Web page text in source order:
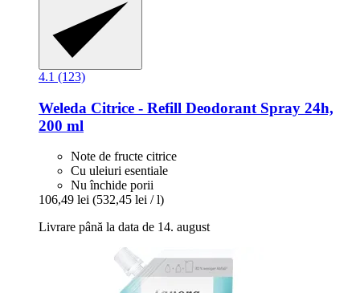
4.1 (123)
Weleda Citrice -​ Refill Deodorant Spray 24h,
200 ml
Note de fructe citrice
Cu uleiuri esentiale
Nu închide porii
106,49 lei (532,45 lei / l)
Livrare până la data de 14. august